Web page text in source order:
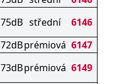
75dB střední
6146
72dBprémiová 6147
73dBprémiová 6149